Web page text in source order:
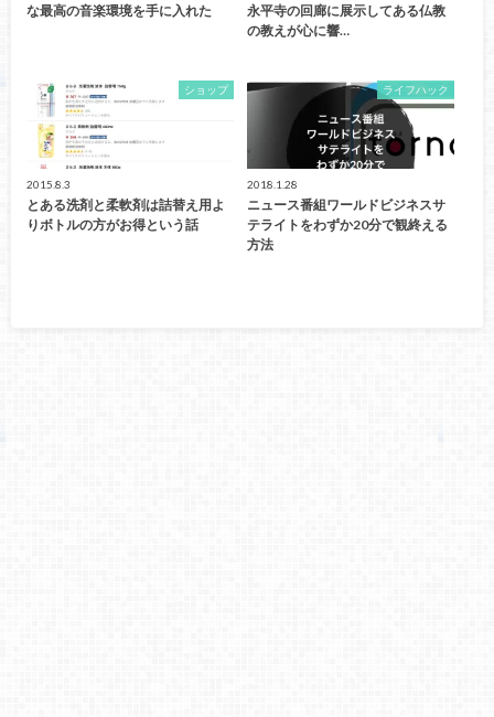
な最高の音楽環境を手に入れた
永平寺の回廊に展示してある仏教
の教えが心に響…
ショップ
2015.8.3
とある洗剤と柔軟剤は詰替え用よ
りボトルの方がお得という話
ライフハック
2018.1.28
ニュース番組ワールドビジネスサ
テライトをわずか20分で観終える
方法